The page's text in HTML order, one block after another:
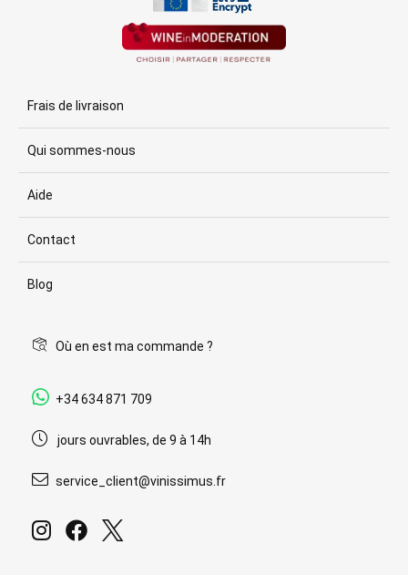
Frais de livraison
Qui sommes-nous
Aide
Contact
Blog
Où en est ma commande ?
+34 634 871 709
jours ouvrables, de 9 à 14h
service_client@vinissimus.fr